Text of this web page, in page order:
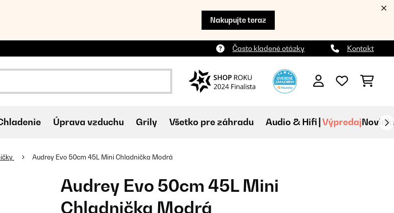
Nakupujte teraz
Často kladené otázky Kontakt
Úprava vzduchu Grily Všetko pre záhradu Audio & Hifi Výpredaj
Audrey Evo 50cm 45L Mini Chladnička Modrá
Audrey Evo 50cm 45L Mini
Chladnička Modrá